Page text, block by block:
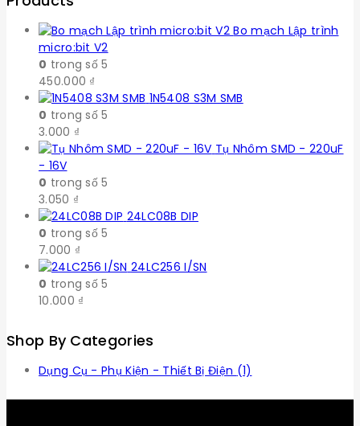
Bo mạch Lập trình
micro:bit V2
0 trong số 5
450.000 ₫
1N5408 S3M SMB
0 trong số 5
3.000 ₫
Tụ Nhôm SMD - 220uF
- 16V
0 trong số 5
3.050 ₫
24LC08B DIP
0 trong số 5
7.000 ₫
24LC256 I/SN
0 trong số 5
10.000 ₫
Shop By Categories
Dụng Cụ - Phụ Kiện - Thiết Bị Điện (1)